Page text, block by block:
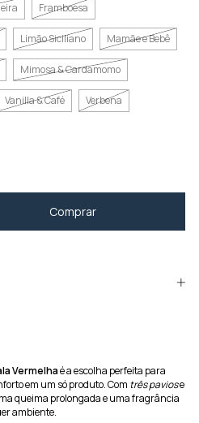
Framboesa
Limão Siciliano Mamãe e Bebê
Mimosa & Cardamomo
Vanilla & Café Verbena
Vermelhaé a escolha perfeita para
em um só produto. Com três paviose
queima prolongada e uma fragrância
ambiente.